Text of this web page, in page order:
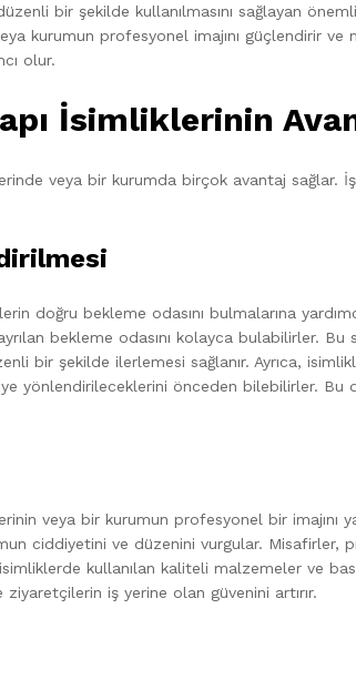
bir şekilde kullanılmasını sağlayan
kurumun profesyonel imajını güçlendirir ve
olur.
İsimliklerinin
veya bir kurumda birçok avantaj sağlar.
doğru bekleme odasını bulmalarına
bekleme odasını kolayca bulabilirler.
bir şekilde ilerlemesi sağlanır. Ayrıca,
yönlendirileceklerini önceden bilebilirler. Bu
veya bir kurumun profesyonel bir imajını
ciddiyetini ve düzenini vurgular. Misafirler,
kullanılan kaliteli malzemeler ve
iş yerine olan güvenini artırır.